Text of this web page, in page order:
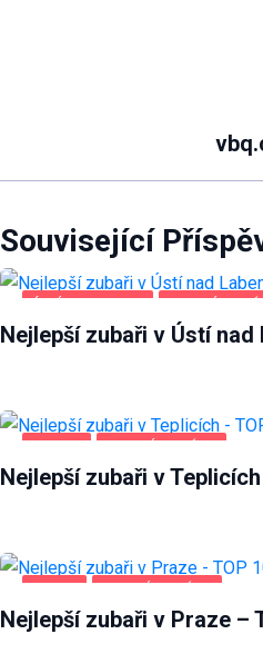
Související
ÚSTÍ NAD LABEM ZDRAVÍ A
Nejlepší zubaři v Ústí nad
TEPLICE ZDRAVÍ A KRÁSA
Nejlepší zubaři v
PRAHA ZDRAVÍ A KRÁSA
Nejlepší zubaři v Praze –